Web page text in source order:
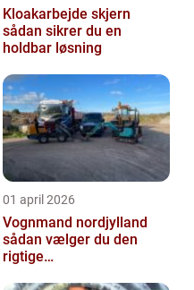
Kloakarbejde skjern
sådan sikrer du en
holdbar løsning
01 april 2026
Vognmand nordjylland
sådan vælger du den
rigtige